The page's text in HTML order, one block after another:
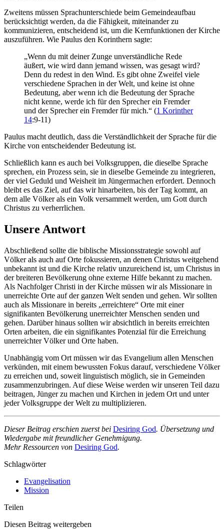
Zweitens müssen Sprachunterschiede beim Gemeindeaufbau
berücksichtigt werden, da die Fähigkeit, miteinander zu
kommunizieren, entscheidend ist, um die Kernfunktionen der Kirche
auszuführen. Wie Paulus den Korinthern sagte:
„Wenn du mit deiner Zunge unverständliche Rede
äußert, wie wird dann jemand wissen, was gesagt wird?
Denn du redest in den Wind. Es gibt ohne Zweifel viele
verschiedene Sprachen in der Welt, und keine ist ohne
Bedeutung, aber wenn ich die Bedeutung der Sprache
nicht kenne, werde ich für den Sprecher ein Fremder
und der Sprecher ein Fremder für mich.“ (1 Korinther
14:9-11)
Paulus macht deutlich, dass die Verständlichkeit der Sprache für die
Kirche von entscheidender Bedeutung ist.
Schließlich kann es auch bei Volksgruppen, die dieselbe Sprache
sprechen, ein Prozess sein, sie in dieselbe Gemeinde zu integrieren,
der viel Geduld und Weisheit im Jüngermachen erfordert. Dennoch
bleibt es das Ziel, auf das wir hinarbeiten, bis der Tag kommt, an
dem alle Völker als ein Volk versammelt werden, um Gott durch
Christus zu verherrlichen.
Unsere Antwort
Abschließend sollte die biblische Missionsstrategie sowohl auf
Völker als auch auf Orte fokussieren, an denen Christus weitgehend
unbekannt ist und die Kirche relativ unzureichend ist, um Christus in
der breiteren Bevölkerung ohne externe Hilfe bekannt zu machen.
Als Nachfolger Christi in der Kirche müssen wir als Missionare in
unerreichte Orte auf der ganzen Welt senden und gehen. Wir sollten
auch als Missionare in bereits „erreichtere“ Orte mit einer
signifikanten Bevölkerung unerreichter Menschen senden und
gehen. Darüber hinaus sollten wir absichtlich in bereits erreichten
Orten arbeiten, die ein signifikantes Potenzial für die Erreichung
unerreichter Völker und Orte haben.
Unabhängig vom Ort müssen wir das Evangelium allen Menschen
verkünden, mit einem bewussten Fokus darauf, verschiedene Völker
zu erreichen und, soweit linguistisch möglich, sie in Gemeinden
zusammenzubringen. Auf diese Weise werden wir unseren Teil dazu
beitragen, Jünger zu machen und Kirchen in jedem Ort und unter
jeder Volksgruppe der Welt zu multiplizieren.
Dieser Beitrag erschien zuerst bei Desiring God. Übersetzung und
Wiedergabe mit freundlicher Genehmigung.
Mehr Ressourcen von Desiring God.
Schlagwörter
Evangelisation
Mission
Teilen
Diesen Beitrag weitergeben